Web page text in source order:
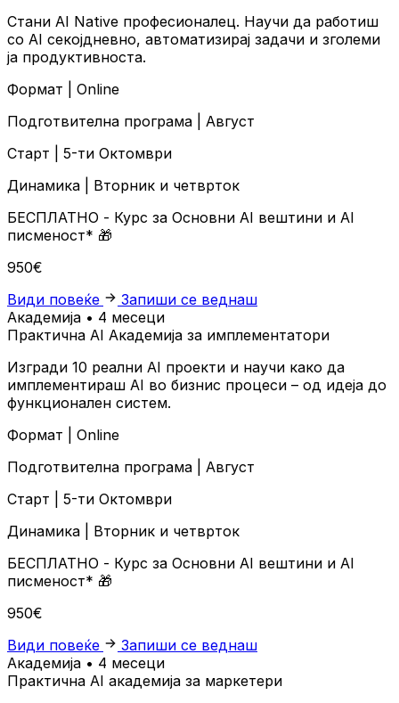
Стани AI Native професионалец. Научи да работиш
со AI секојдневно, автоматизирај задачи и зголеми
ја продуктивноста.
Формат | Online
Подготвителна програма | Август
Старт | 5-ти Октомври
Динамика | Вторник и четврток
БЕСПЛАТНО - Курс за Основни AI вештини и AI
писменост* 🎁
950€
Види повеќе
Запиши се веднаш
Академија • 4 месеци
Практична AI Академија за имплементатори
Изгради 10 реални AI проекти и научи како да
имплементираш AI во бизнис процеси – од идеја до
функционален систем.
Формат | Online
Подготвителна програма | Август
Старт | 5-ти Октомври
Динамика | Вторник и четврток
БЕСПЛАТНО - Курс за Основни AI вештини и AI
писменост* 🎁
950€
Види повеќе
Запиши се веднаш
Академија • 4 месеци
Практична AI академија за маркетери